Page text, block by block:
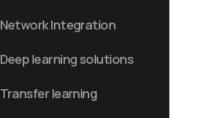
Network Integration
Deep learning solutions
Transfer learning